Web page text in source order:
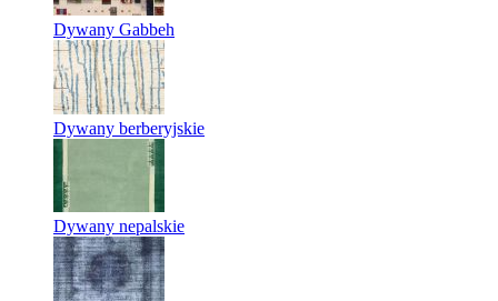
Dywany Gabbeh
Dywany berberyjskie
Dywany nepalskie